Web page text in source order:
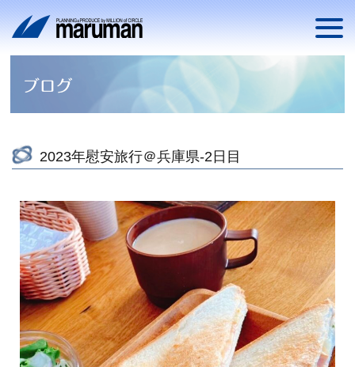
2023年慰安旅行＠兵庫県-2日目